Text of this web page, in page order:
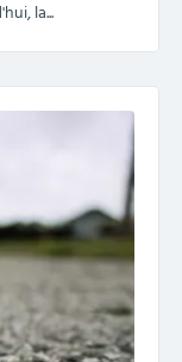
la...